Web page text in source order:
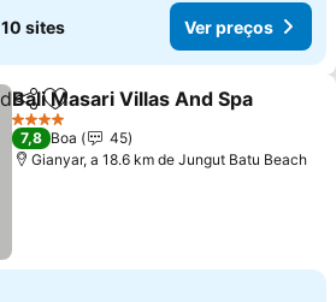
10 sites Ver preços
PartilharAdicionar aos favoritos
Bali Masari Villas And Spa
4 Estrelas
7,8 Boa
45
Gianyar, a 18.6 km de Jungut Batu Beach